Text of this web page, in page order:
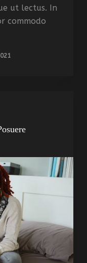
ut lectus. In
commodo